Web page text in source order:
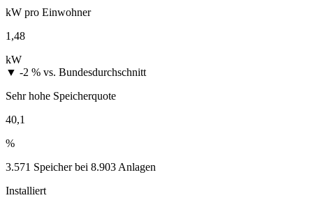
kW pro Einwohner
1,48
kW
▼ -2 % vs. Bundesdurchschnitt
Sehr hohe Speicherquote
40,1
%
3.571 Speicher bei 8.903 Anlagen
Installiert